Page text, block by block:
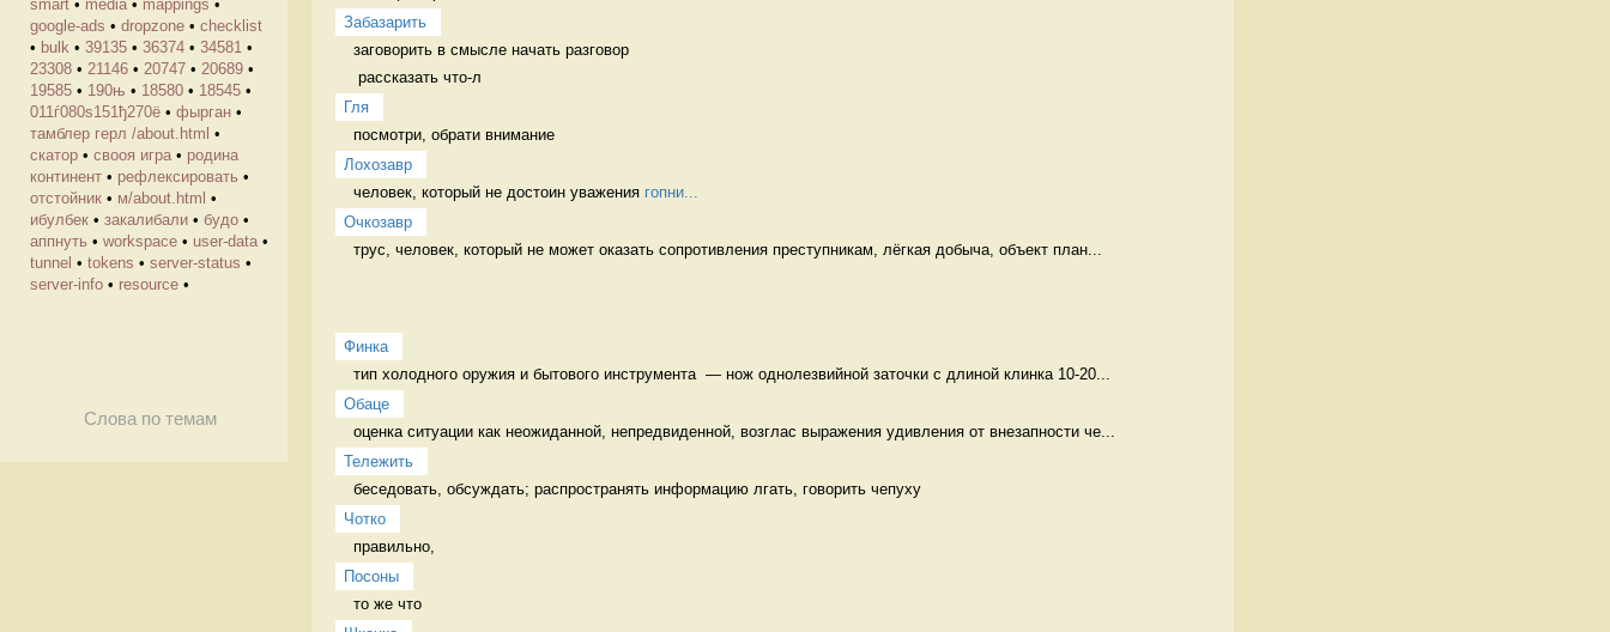
smart • media • mappings •
google-ads • dropzone • checklist
• bulk • 39135 • 36374 • 34581 •
23308 • 21146 • 20747 • 20689 •
19585 • 190њ • 18580 • 18545 •
011ѓ080ѕ151ђ270ё • фырган •
тамблер герл /about.html •
скатор • свооя игра • родина
континент • рефлексировать •
отстойник • м/about.html •
ибулбек • закалибали • будо •
аппнуть • workspace • user-data •
tunnel • tokens • server-status •
server-info • resource •
Слова по темам
Забазарить
заговорить в смысле начать разговор
Гля
посмотри, обрати внимание
Лохозавр
человек, который не достоин уважения гопни...
Очкозавр
трус, человек, который не может оказать сопротивления преступникам, лёгкая добыча, объект план...
Финка
тип холодного оружия и бытового инструмента  — нож однолезвийной заточки с длиной клинка 10-20...
Обаце
оценка ситуации как неожиданной, непредвиденной, возглас выражения удивления от внезапности че...
Тележить
беседовать, обсуждать; распространять информацию лгать, говорить чепуху
Чотко
правильно,
Посоны
то же что